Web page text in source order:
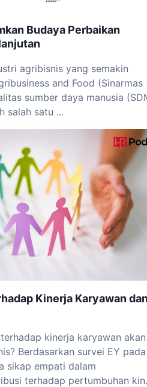
Budaya Perbaikan
agribisnis yang semakin
and Food (Sinarmas
sumber daya manusia
salah satu ...
Kinerja Karyawan
kinerja karyawan akan
Berdasarkan survei EY pada
sikap empati dalam
terhadap pertumbuhan